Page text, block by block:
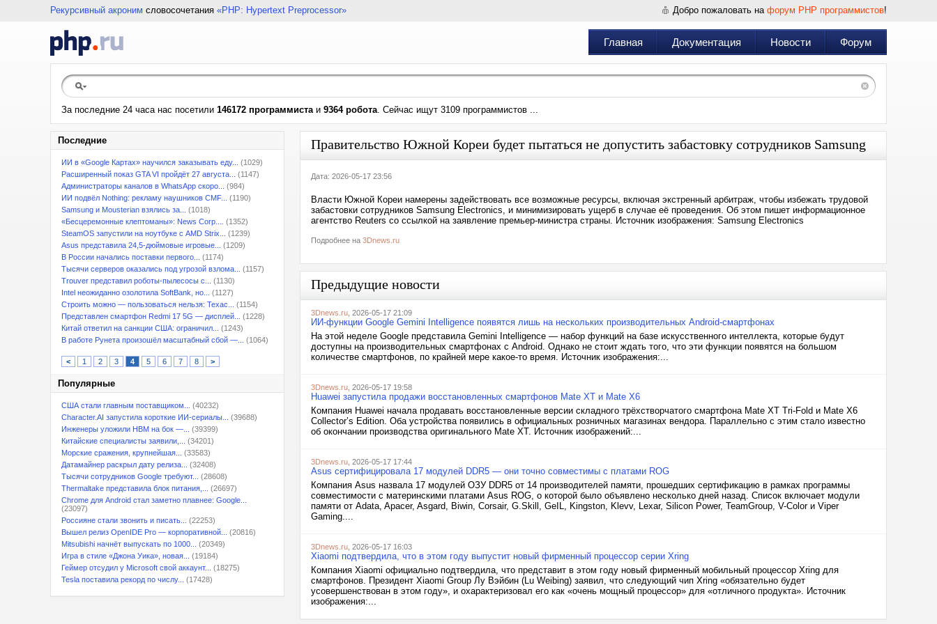
Рекурсивный акроним словосочетания «PHP: Hypertext Preprocessor» Добро пожаловать на форум PHP программистов!
Главная Документация Новости Форум
За последние 24 часа нас посетили 146172 программистаи 9364 робота. Сейчас ищут 3109 программистов ...
Последние
ИИ в «Google Картах» научился заказывать еду...
(1029)
Расширенный показ GTA VI пройдёт 27 августа...
(1147)
Администраторы каналов в WhatsApp скоро...
(984)
ИИ подвёл Nothing: рекламу наушников CMF...
(1190)
Samsung и Mousterian взялись за...
(1018)
«Бесцеремонные клептоманы»: News Corp....
(1352)
SteamOS запустили на ноутбуке с AMD Strix...
(1239)
Asus представила 24,5-дюймовые игровые...
(1209)
В России начались поставки первого...
(1174)
Тысячи серверов оказались под угрозой взлома...
(1157)
Trouver представил роботы-пылесосы с...
(1130)
Intel неожиданно озолотила SoftBank, но...
(1127)
Строить можно — пользоваться нельзя: Техас...
(1154)
Представлен смартфон Redmi 17 5G — дисплей...
(1228)
Китай ответил на санкции США: ограничил...
(1243)
В работе Рунета произошёл масштабный сбой —...
(1064)
< 1 2 3 4 5 6 7 8 >
Популярные
США стали главным поставщиком...
(40232)
Character.AI запустила короткие ИИ-сериалы...
(39688)
Инженеры уложили HBM на бок —...
(39399)
Китайские специалисты заявили,...
(34201)
Морские сражения, крупнейшая...
(33583)
Датамайнер раскрыл дату релиза...
(32408)
Тысячи сотрудников Google требуют...
(28608)
Thermaltake представила блок питания,...
(26697)
Chrome для Android стал заметно плавнее: Google...
(23097)
Россияне стали звонить и писать...
(22253)
Вышел релиз OpenIDE Pro — корпоративной...
(20816)
Mitsubishi начнёт выпускать по 1000...
(20349)
Игра в стиле «Джона Уика», новая...
(19184)
Геймер отсудил у Microsoft свой аккаунт...
(18275)
Tesla поставила рекорд по числу...
(17428)
Правительство Южной Кореи будет пытаться не допустить забастовку сотрудников Samsung
Дата: 2026-05-17 23:56
Власти Южной Кореи намерены задействовать все возможные ресурсы, включая экстренный арбитраж, чтобы избежать трудовой
забастовки сотрудников Samsung Electronics, и минимизировать ущерб в случае её проведения. Об этом пишет информационное
агентство Reuters со ссылкой на заявление премьер-министра страны. Источник изображения: Samsung Electronics
Подробнее на 3Dnews.ru
Предыдущие новости
3Dnews.ru , 2026-05-17 21:09
ИИ-функции Google Gemini Intelligence появятся лишь на нескольких производительных Android-смартфонах
На этой неделе Google представила Gemini Intelligence — набор функций на базе искусственного интеллекта, которые будут
доступны на производительных смартфонах с Android. Однако не стоит ждать того, что эти функции появятся на большом
количестве смартфонов, по крайней мере какое-то время. Источник изображения:...
3Dnews.ru , 2026-05-17 19:58
Huawei запустила продажи восстановленных смартфонов Mate XT и Mate X6
Компания Huawei начала продавать восстановленные версии складного трёхстворчатого смартфона Mate XT Tri-Fold и Mate X6
Collector’s Edition. Оба устройства появились в официальных розничных магазинах вендора. Параллельно с этим стало известно
об окончании производства оригинального Mate XT. Источник изображений:...
3Dnews.ru , 2026-05-17 17:44
Asus сертифицировала 17 модулей DDR5 — они точно совместимы с платами ROG
Компания Asus назвала 17 модулей ОЗУ DDR5 от 14 производителей памяти, прошедших сертификацию в рамках программы
совместимости с материнскими платами Asus ROG, о которой было объявлено несколько дней назад. Список включает модули
памяти от Adata, Apacer, Asgard, Biwin, Corsair, G.Skill, GeIL, Kingston, Klevv, Lexar, Silicon Power, TeamGroup, V-Color и Viper
Gaming....
3Dnews.ru , 2026-05-17 16:03
Xiaomi подтвердила, что в этом году выпустит новый фирменный процессор серии Xring
Компания Xiaomi официально подтвердила, что представит в этом году новый фирменный мобильный процессор Xring для
смартфонов. Президент Xiaomi Group Лу Вэйбин (Lu Weibing) заявил, что следующий чип Xring «обязательно будет
усовершенствован в этом году», и охарактеризовал его как «очень мощный процессор» для «отличного продукта». Источник
изображения:...